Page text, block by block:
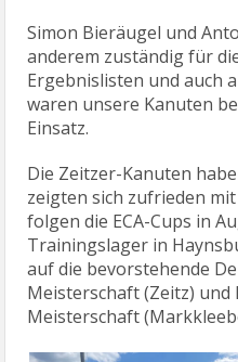
Simon Bieräugel und
anderem zuständig für
Ergebnislisten und auch
waren unsere Kanuten
Einsatz.
Die Zeitzer-Kanuten
zeigten sich zufrieden
folgen die ECA-Cups in
Trainingslager in
auf die bevorstehende
Meisterschaft (Zeitz) und
Meisterschaft